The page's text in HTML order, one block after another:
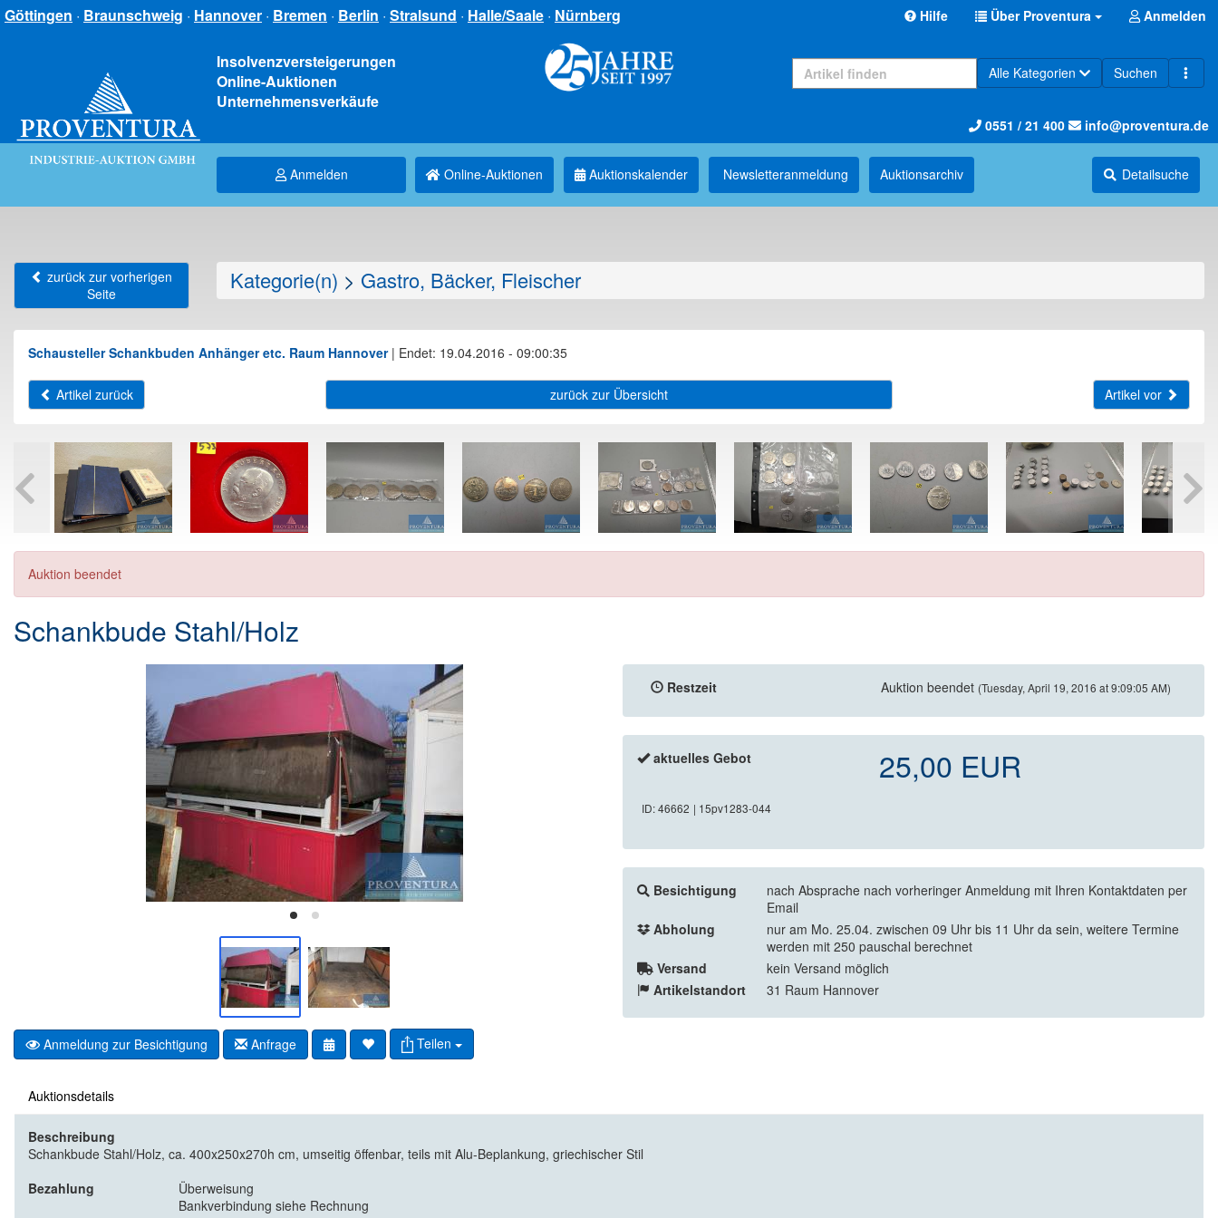
Göttingen · Braunschweig · Hannover · Bremen · Berlin · Stralsund · Halle/Saale · Nürnberg Hilfe Über Proventura Anmelden
Insolvenzversteigerungen
Online-Auktionen
Unternehmensverkäufe
Alle Kategorien Suchen
0551 / 21 400 info@proventura.de
Anmelden Online-Auktionen Auktionskalender Newsletter­anmeldung Auktions­archiv Detailsuche
zurück zur vorherigen
Seite
Kategorie(n) > Gastro, Bäcker, Fleischer
Schausteller Schankbuden Anhänger etc. Raum Hannover | Endet: 19.04.2016 - 09:00:35
Artikel zurück zurück zur Übersicht Artikel vor
Auktion beendet
Schankbude Stahl/Holz
Anmeldung zur Besichtigung Anfrage Teilen
Restzeit Auktion beendet (Tuesday, April 19, 2016 at 9:09:05 AM)
aktuelles Gebot 25,00 EUR
ID: 46662 | 15pv1283-044
Besichtigung
nach Absprache nach vorheringer Anmeldung mit Ihren Kontaktdaten per
Email
Abholung
nur am Mo. 25.04. zwischen 09 Uhr bis 11 Uhr da sein, weitere Termine
werden mit 250 pauschal berechnet
Versand
kein Versand möglich
Artikelstandort
31 Raum Hannover
Auktionsdetails
Beschreibung
Schankbude Stahl/Holz, ca. 400x250x270h cm, umseitig öffenbar, teils mit Alu-Beplankung, griechischer Stil
Bezahlung
Überweisung
Bankverbindung siehe Rechnung